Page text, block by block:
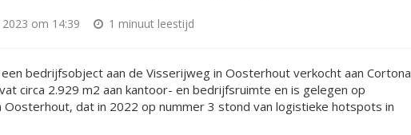
om 14:39 1 minuut leestijd
bedrijfsobject aan de Visserijweg in Oosterhout verkocht aan Cortona
circa 2.929 m2 aan kantoor- en bedrijfsruimte en is gelegen op
dat in 2022 op nummer 3 stond van logistieke hotspots in